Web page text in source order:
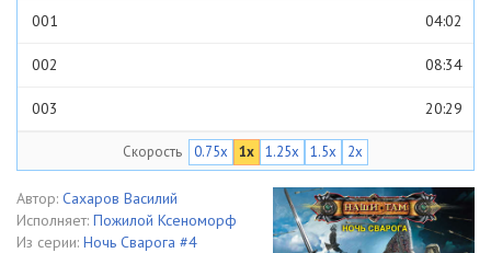
001 04:02
002 08:34
003 20:29
005 20:47
006 21:25
Скорость 0.75x 1x 1.25x 1.5x 2x
Автор: Сахаров Василий
Исполняет: Пожилой Ксеноморф
Из серии: Ночь Сварога #4